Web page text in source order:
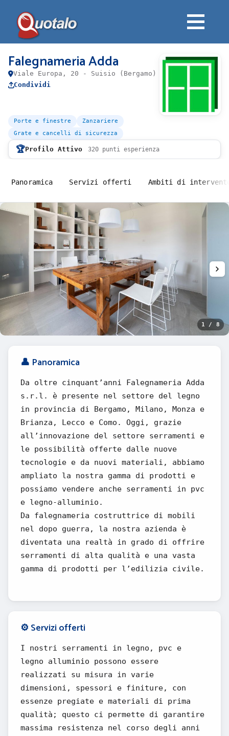
Falegnameria Adda
Viale Europa, 20 - Suisio (Bergamo)
Condividi
Porte e finestre
Zanzariere
Grate e cancelli di sicurezza
🏆Profilo Attivo 320 punti esperienza
Panoramica Servizi offerti Ambiti di
1 / 8
👤 Panoramica
Da oltre cinquant’anni Falegnameria Adda
s.r.l. è presente nel settore del legno
in provincia di Bergamo, Milano, Monza e
Brianza, Lecco e Como. Oggi, grazie
all’innovazione del settore serramenti e
le possibilità offerte dalle nuove
tecnologie e da nuovi materiali, abbiamo
ampliato la nostra gamma di prodotti e
possiamo vendere anche serramenti in pvc
e legno-alluminio.
Da falegnameria costruttrice di mobili
nel dopo guerra, la nostra azienda è
diventata una realtà in grado di offrire
serramenti di alta qualità e una vasta
gamma di prodotti per l’edilizia civile.
⚙️ Servizi offerti
I nostri serramenti in legno, pvc e
legno alluminio possono essere
realizzati su misura in varie
dimensioni, spessori e finiture, con
essenze pregiate e materiali di prima
qualità; questo ci permette di garantire
massima resistenza nel corso degli anni